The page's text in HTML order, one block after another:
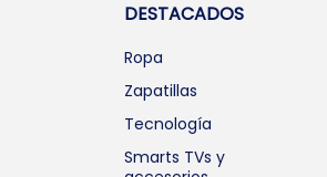
DESTACADOS
Ropa
Zapatillas
Tecnología
Smarts TVs y